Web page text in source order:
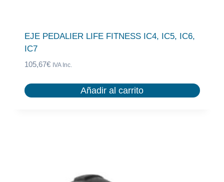
EJE PEDALIER LIFE FITNESS IC4, IC5, IC6,
IC7
105,67€ IVA Inc.
Añadir al carrito